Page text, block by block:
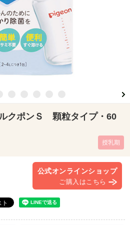
クポンＳ 顆粒タイプ・60
授乳期
公式オンラインショップ
ご購入はこちら